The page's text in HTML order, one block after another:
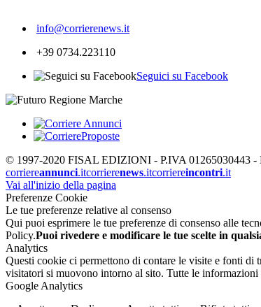
info@corrierenews.it
+39 0734.223110
Seguici su Facebook
© 1997-2020 FISAL EDIZIONI - P.IVA 01265030443 -
corriereannunci.itcorrierenews.itcorriereincontri.it
Vai all'inizio della pagina
Preferenze Cookie
Le tue preferenze relative al consenso
Qui puoi esprimere le tue preferenze di consenso alle
Policy.Puoi rivedere e modificare le tue scelte in
Analytics
Questi cookie ci permettono di contare le visite e fonti di
visitatori si muovono intorno al sito. Tutte le
Google Analytics